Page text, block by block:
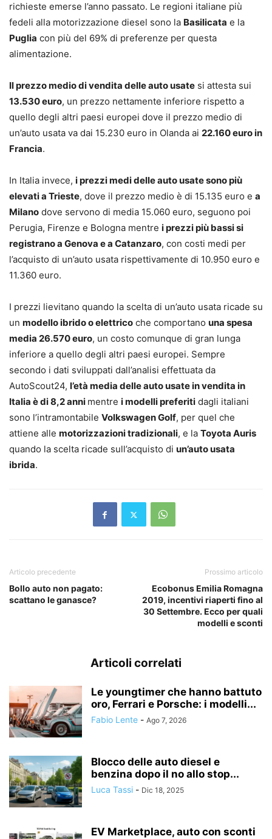
richieste emerse l’anno passato. Le regioni italiane più
fedeli alla motorizzazione diesel sono la Basilicata e la
Puglia con più del 69% di preferenze per questa
alimentazione.
Il prezzo medio di vendita delle auto usate si attesta sui
13.530 euro, un prezzo nettamente inferiore rispetto a
quello degli altri paesi europei dove il prezzo medio di
un’auto usata va dai 15.230 euro in Olanda ai 22.160 euro in
Francia.
In Italia invece, i prezzi medi delle auto usate sono più
elevati a Trieste, dove il prezzo medio è di 15.135 euro e a
Milano dove servono di media 15.060 euro, seguono poi
Perugia, Firenze e Bologna mentre i prezzi più bassi si
registrano a Genova e a Catanzaro, con costi medi per
l’acquisto di un’auto usata rispettivamente di 10.950 euro e
11.360 euro.
I prezzi lievitano quando la scelta di un’auto usata ricade su
un modello ibrido o elettrico che comportano una spesa
media 26.570 euro, un costo comunque di gran lunga
inferiore a quello degli altri paesi europei. Sempre
secondo i dati sviluppati dall’analisi effettuata da
AutoScout24, l’età media delle auto usate in vendita in
Italia è di 8,2 anni mentre i modelli preferiti dagli italiani
sono l’intramontabile Volkswagen Golf, per quel che
attiene alle motorizzazioni tradizionali, e la Toyota Auris
quando la scelta ricade sull’acquisto di un’auto usata
ibrida.
Articolo precedente
Bollo auto non pagato:
scattano le ganasce?
Prossimo articolo
Ecobonus Emilia Romagna
2019, incentivi riaperti fino al
30 Settembre. Ecco per quali
modelli e sconti
Articoli correlati
Le youngtimer che hanno battuto
oro, Ferrari e Porsche: i modelli...
Fabio Lente - Ago 7, 2026
Blocco delle auto diesel e
benzina dopo il no allo stop...
Luca Tassi - Dic 18, 2025
EV Marketplace, auto con sconti